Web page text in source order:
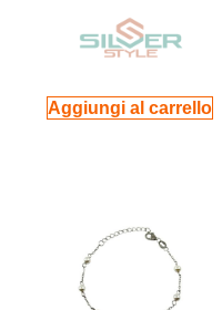
Aggiungi al carrello